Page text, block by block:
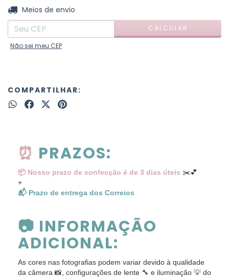
Entregas para o CEP:
Meios de envio
CALCULAR
Não sei meu CEP
COMPARTILHAR:
⏰ PRAZOS:
📦 Nosso prazo de confecção é de 3 dias úteis ✂️💕
+
📬 Prazo de entrega dos Correios
📷 INFORMAÇÃO
ADICIONAL:
As cores nas fotografias podem variar devido à qualidade
da câmera 📸, configurações de lente 🔧 e iluminação 💡 do